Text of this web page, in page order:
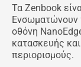
Τα Zenbook
Ενσωματώνουν
οθόνη
κατασκευής
περιορισμούς.